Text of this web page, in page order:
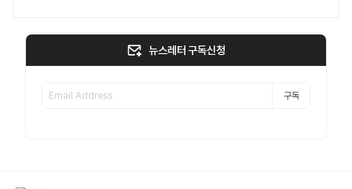
뉴스레터 구독신청
구독